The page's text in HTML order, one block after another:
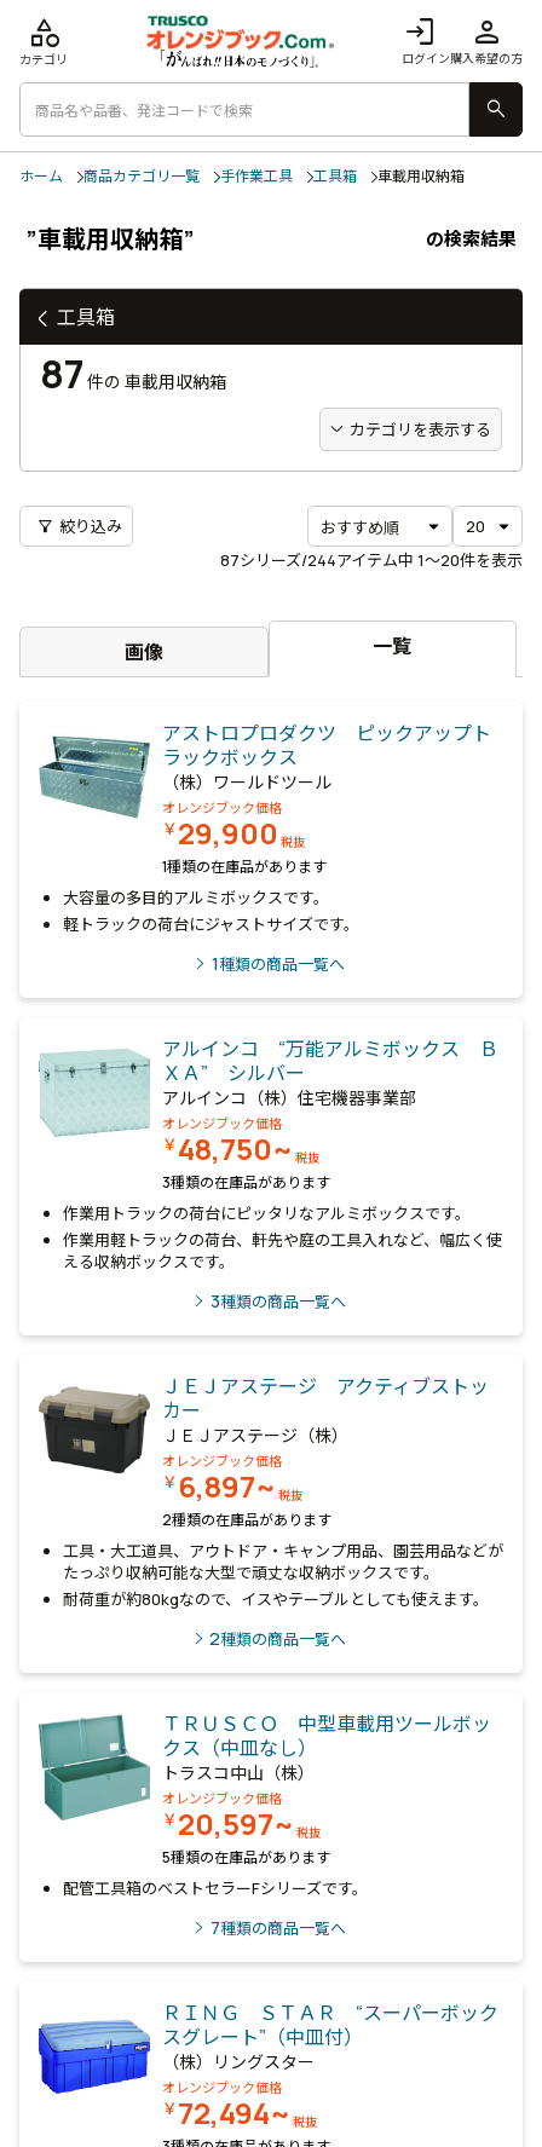
login
ログイン
person
購入希望の方
category
カテゴリ
search
ホーム 商品カテゴリ一覧 手作業工具 工具箱 車載用収納箱
”車載用収納箱” の検索結果
87シリーズ/244アイテム中 1〜20件を表示
filter_alt 絞り込み
画像 一覧
アストロプロダクツ ピックアップト
ラックボックス
（株）ワールドツール
オレンジブック価格
￥29,900 税抜
1種類の在庫品があります
大容量の多目的アルミボックスです。
軽トラックの荷台にジャストサイズです。
1種類の商品一覧へ
アルインコ “万能アルミボックス Ｂ
ＸＡ” シルバー
アルインコ（株）住宅機器事業部
オレンジブック価格
￥48,750~ 税抜
3種類の在庫品があります
作業用トラックの荷台にピッタリなアルミボックスです。
作業用軽トラックの荷台、軒先や庭の工具入れなど、幅広く使
える収納ボックスです。
3種類の商品一覧へ
ＪＥＪアステージ アクティブストッ
カー
ＪＥＪアステージ（株）
オレンジブック価格
￥ 6,897~ 税抜
2種類の在庫品があります
工具・大工道具、アウトドア・キャンプ用品、園芸用品などが
たっぷり収納可能な大型で頑丈な収納ボックスです。
耐荷重が約80kgなので、イスやテーブルとしても使えます。
2種類の商品一覧へ
ＴＲＵＳＣＯ 中型車載用ツールボッ
クス（中皿なし）
トラスコ中山（株）
オレンジブック価格
￥20,597~ 税抜
5種類の在庫品があります
配管工具箱のベストセラーFシリーズです。
7種類の商品一覧へ
ＲＩＮＧ ＳＴＡＲ “スーパーボック
スグレート”（中皿付）
（株）リングスター
オレンジブック価格
￥72,494~ 税抜
工具箱
87 件の 車載用収納箱
カテゴリを表示する